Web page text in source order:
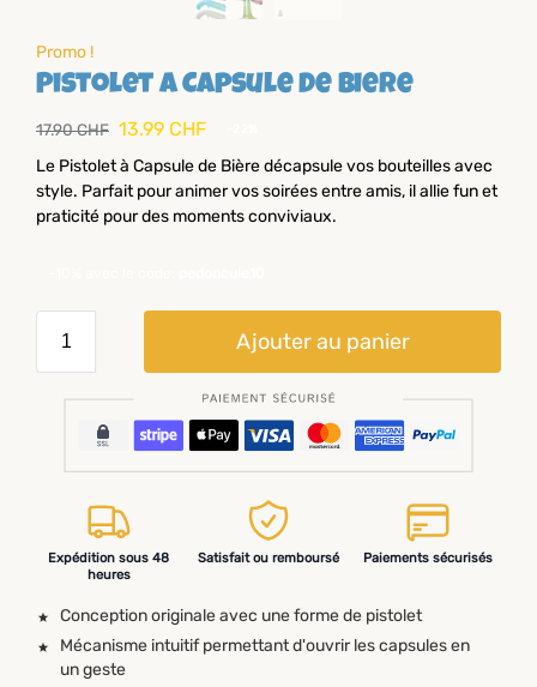
Promo !
Pistolet A Capsule De Biere
17.90CHF 13.99 CHF
Le Pistolet à Capsule de Bière décapsule vos bouteilles avec
style. Parfait pour animer vos soirées entre amis, il allie fun et
praticité pour des moments conviviaux.
Ajouter au panier
Expédition sous 48
heures
Satisfait ou remboursé Paiements sécurisés
Conception originale avec une forme de pistolet
Mécanisme intuitif permettant d'ouvrir les capsules en
un geste